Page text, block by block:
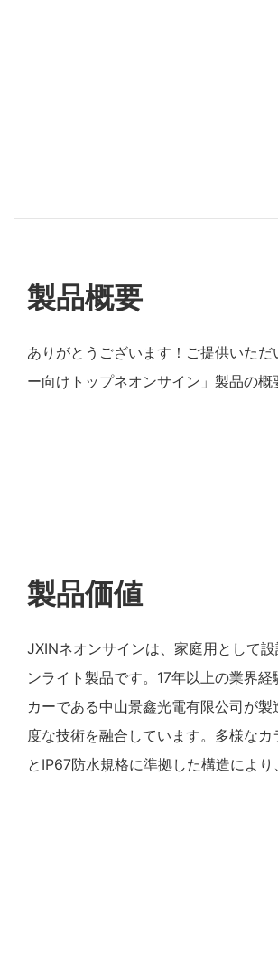
製品概要
ありがとうございます！ご提供いた
ー向けトップネオンサイン」製品の概
製品価値
JXINネオンサインは、家庭用として
ンライト製品です。17年以上の業界
カーである中山景鑫光電有限公司が
度な技術を融合しています。多様な
とIP67防水規格に準拠した構造によ